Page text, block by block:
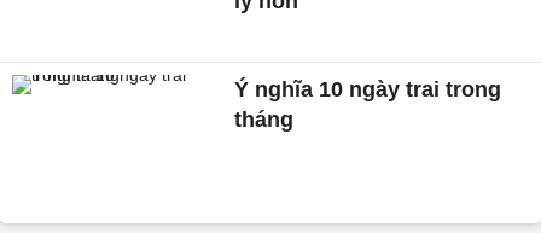
Ý nghĩa 10 ngày trai trong
tháng